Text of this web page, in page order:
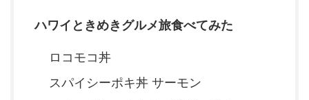
ハワイときめきグルメ旅食べてみた
ロコモコ丼
スパイシーポキ丼 サーモン